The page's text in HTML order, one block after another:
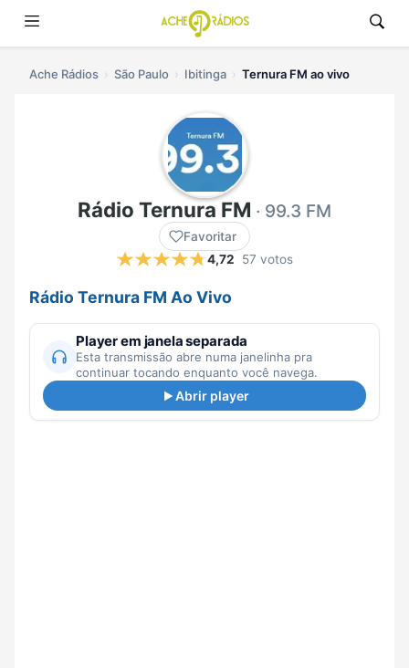
Ache Rádios São Paulo Ibitinga Ternura FM ao vivo
Rádio Ternura FM · 99.3 FM
Favoritar
4,72
57 votos
Rádio Ternura FM Ao Vivo
Player em janela separada
Esta transmissão abre numa janelinha pra
continuar tocando enquanto você navega.
Abrir player